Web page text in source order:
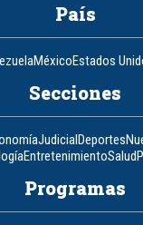
País
MéxicoEstados
Secciones
JudicialDeportes
EntretenimientoSalud
Programas